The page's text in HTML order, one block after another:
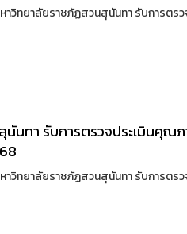
าวิทยาลัยราชภัฏสวนสุนันทา รับการตร
นทา รับการตรวจประเมินคุณ
าวิทยาลัยราชภัฏสวนสุนันทา รับการตร